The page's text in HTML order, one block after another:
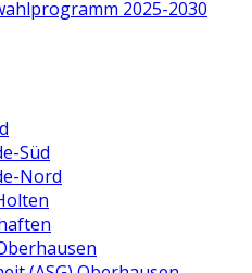
2025-2030
Süd
Nord